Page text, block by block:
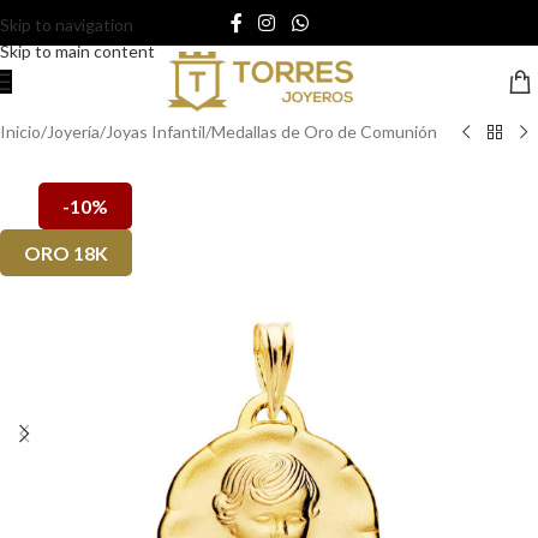
Skip to navigation
Skip to main content
Inicio/Joyería/Joyas Infantil/Medallas de Oro de Comunión
-10%
ORO 18K